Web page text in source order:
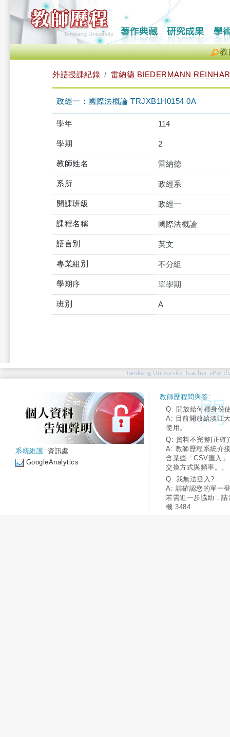
教
外語授課紀錄 雷納德 BIEDERMANN
政經一：國際法概論 TRJXB1H0154 0A
學年 114
學期 2
教師姓名 雷納德
系所 政經系
開課班級 政經一
課程名稱 國際法概論
語言別 英文
專業組別 不分組
學期序 單學期
班別 A
Tamkang University Teacher
系統維護: 資訊處
GoogleAnalytics
教師歷程問與答:
Q: 開放給何種身份
A: 目前開放給淡江
使用。
Q: 資料不完整(正確
A: 教師歷程系統介
含某些「CSV匯入
交換方式與頻率。。
Q: 我無法登入?
A: 請確認您的單一
若需進一步協助，
機:3484